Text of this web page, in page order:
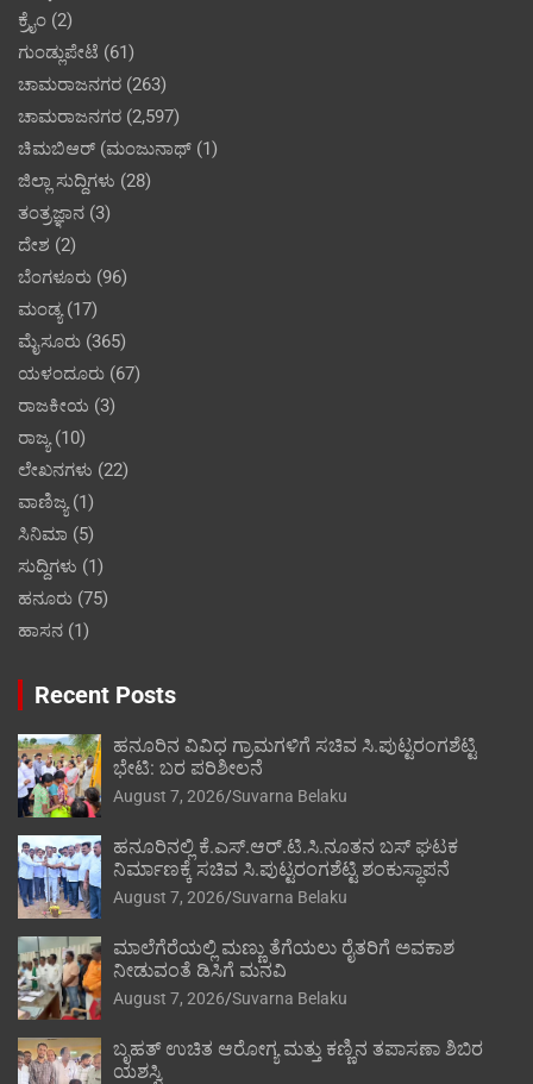
ಕ್ರೈಂ (2)
ಗುಂಡ್ಲುಪೇಟೆ (61)
ಚಾಮರಾಜನಗರ (263)
ಚಾಮರಾಜನಗರ (2,597)
ಚಿಮಬಿಆರ್ (ಮಂಜುನಾಥ್ (1)
ಜಿಲ್ಲಾ ಸುದ್ದಿಗಳು (28)
ತಂತ್ರಜ್ಞಾನ (3)
ದೇಶ (2)
ಬೆಂಗಳೂರು (96)
ಮಂಡ್ಯ(17)
ಮೈಸೂರು (365)
ಯಳಂದೂರು (67)
ರಾಜಕೀಯ (3)
ರಾಜ್ಯ(10)
ಲೇಖನಗಳು (22)
ವಾಣಿಜ್ಯ(1)
ಸಿನಿಮಾ (5)
ಸುದ್ದಿಗಳು (1)
ಹನೂರು (75)
ಹಾಸನ (1)
Recent Posts
ಹನೂರಿನ ವಿವಿಧ ಗ್ರಾಮಗಳಿಗೆ ಸಚಿವ ಸಿ.ಪುಟ್ಟರಂಗಶೆಟ್ಟಿ
ಭೇಟಿ: ಬರ ಪರಿಶೀಲನೆ
August 7, 2026 Suvarna Belaku
ಹನೂರಿನಲ್ಲಿ ಕೆ.ಎಸ್.ಆರ್.ಟಿ.ಸಿ.ನೂತನ ಬಸ್ ಘಟಕ
ನಿರ್ಮಾಣಕ್ಕೆ ಸಚಿವ ಸಿ.ಪುಟ್ಟರಂಗಶೆಟ್ಟಿ ಶಂಕುಸ್ಥಾಪನೆ
August 7, 2026 Suvarna Belaku
ಮಾಲೆಗೆರೆಯಲ್ಲಿ ಮಣ್ಣು ತೆಗೆಯಲು ರೈತರಿಗೆ ಅವಕಾಶ
ನೀಡುವಂತೆ ಡಿಸಿಗೆ ಮನವಿ
August 7, 2026 Suvarna Belaku
ಬೃಹತ್ ಉಚಿತ ಆರೋಗ್ಯ ಮತ್ತು ಕಣ್ಣಿನ ತಪಾಸಣಾ ಶಿಬಿರ
ಯಶಸ್ವಿ